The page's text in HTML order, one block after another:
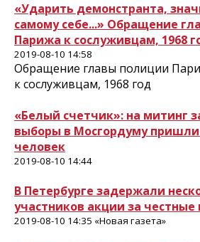
«Ударить демонстранта,
самому себе...» Обращение
Парижа к сослуживцам, 1968
2019-08-10 14:58
Обращение главы полиции
к сослуживцам, 1968 год
«Белый счетчик»: на митинг
выборы в Мосгордуму пришли
человек
2019-08-10 14:44
В Петербурге задержали
участников акции за
2019-08-10 14:35 «Новая газета»